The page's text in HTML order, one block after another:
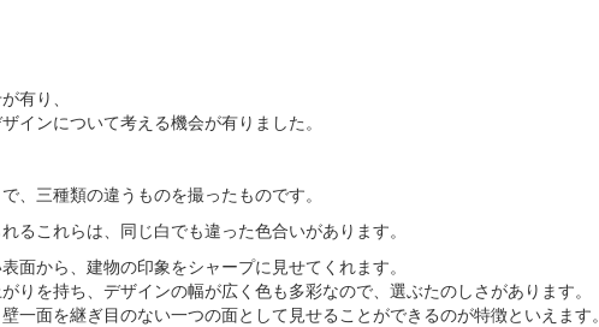
有り、
インについて考える機会が有りました。
、三種類の違うものを撮ったものです。
るこれらは、同じ白でも違った色合いがあります。
面から、建物の印象をシャープに見せてくれます。
りを持ち、デザインの幅が広く色も多彩なので、選ぶたのしさがあります。
一面を継ぎ目のない一つの面として見せることができるのが特徴といえます。